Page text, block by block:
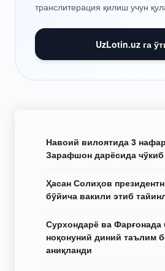
транслитерация қилиш учун
UzLotin.uz га
Навоий вилоятида 3
Зарафшон дарёсида чўкиб
Ҳасан Солиҳов
бўйича вакили этиб
Сурхондарё ва Фарғонада
ноқонуний диний таълим
аниқланди